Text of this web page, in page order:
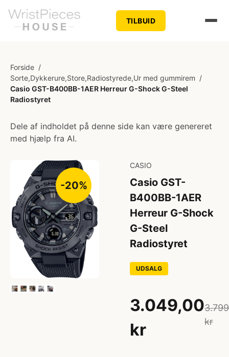
TILBUID
Forside /
Sorte,Dykkerure,Store,Radiostyrede,Ur med gummirem /
Casio GST-B400BB-1AER Herreur G-Shock G-Steel
Radiostyret
Dele af indholdet på denne side kan være genereret
med hjælp fra AI.
-20%
CASIO
Casio GST-
B400BB-1AER
Herreur G-Shock
G-Steel
Radiostyret
UDSALG
3.049,00
kr
kr